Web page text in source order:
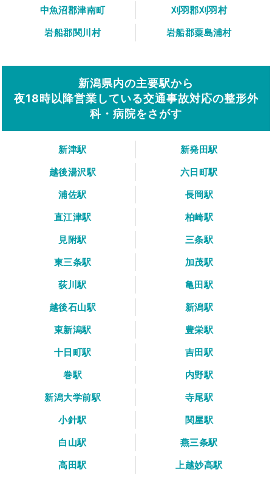
中魚沼郡津南町
刈羽郡刈羽村
岩船郡関川村
岩船郡粟島浦村
新潟県内の主要駅から
夜18時以降営業している交通事故対応の整形外
科・病院をさがす
新津駅
新発田駅
越後湯沢駅
六日町駅
浦佐駅
長岡駅
直江津駅
柏崎駅
見附駅
三条駅
東三条駅
加茂駅
荻川駅
亀田駅
越後石山駅
新潟駅
東新潟駅
豊栄駅
十日町駅
吉田駅
巻駅
内野駅
新潟大学前駅
寺尾駅
小針駅
関屋駅
白山駅
燕三条駅
高田駅
上越妙高駅